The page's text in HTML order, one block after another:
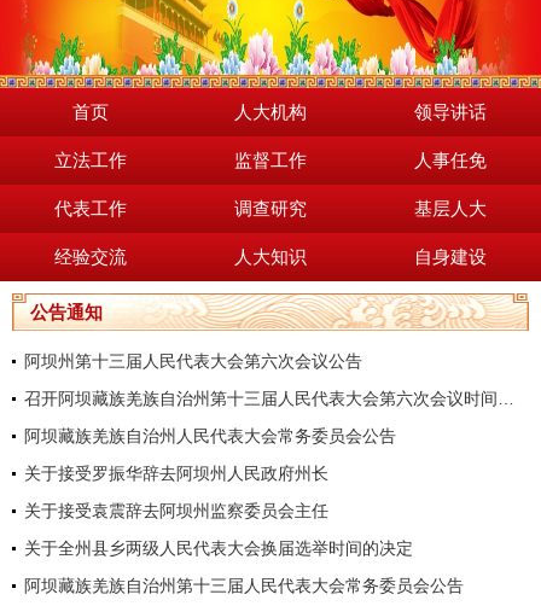
首页 人大机构 领导讲话
立法工作 监督工作 人事任免
代表工作 调查研究 基层人大
经验交流 人大知识 自身建设
公告通知
阿坝州第十三届人民代表大会第六次会议公告
阿坝藏族羌族自治州人民代表大会常务委员会公告
关于接受罗振华辞去阿坝州人民政府州长
关于接受袁震辞去阿坝州监察委员会主任
关于全州县乡两级人民代表大会换届选举时间的决定
阿坝藏族羌族自治州第十三届人民代表大会常务委员会公告